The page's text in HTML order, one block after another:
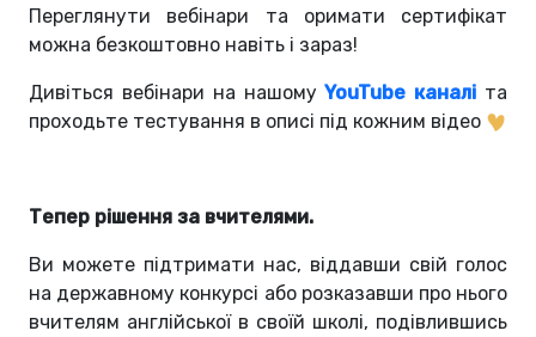
Переглянути вебінари та оримати сертифікат
можна безкоштовно навіть і зараз!
Дивіться вебінари на нашомуYouTube каналі та
проходьте тестування в описі під кожним відео
Тепер рішення за вчителями.
Ви можете підтримати нас, віддавши свій голос
на державному конкурсі або розказавши про нього
вчителям англійської в своїй школі, подівлившись